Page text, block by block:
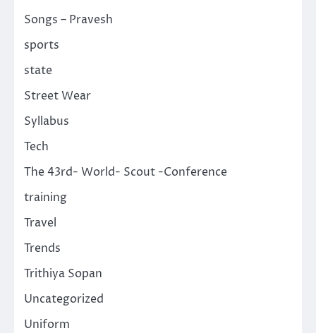
Songs – Pravesh
sports
state
Street Wear
Syllabus
Tech
The 43rd- World- Scout -Conference
training
Travel
Trends
Trithiya Sopan
Uncategorized
Uniform